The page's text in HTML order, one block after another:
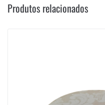
Produtos relacionados